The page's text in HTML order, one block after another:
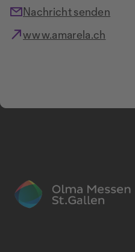
Nachricht senden
www.amarela.ch